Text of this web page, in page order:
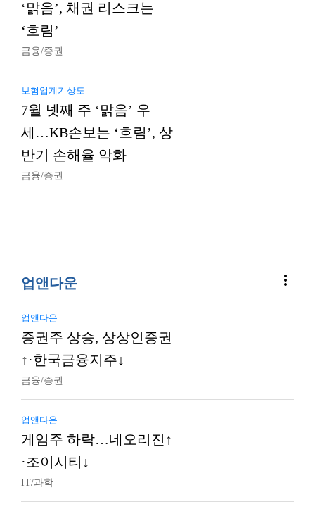
‘맑음’, 채권 리스크는
‘흐림’
금융/증권
보험업계기상도
7월 넷째 주 ‘맑음’ 우
세…KB손보는 ‘흐림’, 상
반기 손해율 악화
금융/증권
업앤다운 more_vert
업앤다운
증권주 상승, 상상인증권
↑·한국금융지주↓
금융/증권
업앤다운
게임주 하락…네오리진↑
·조이시티↓
IT/과학